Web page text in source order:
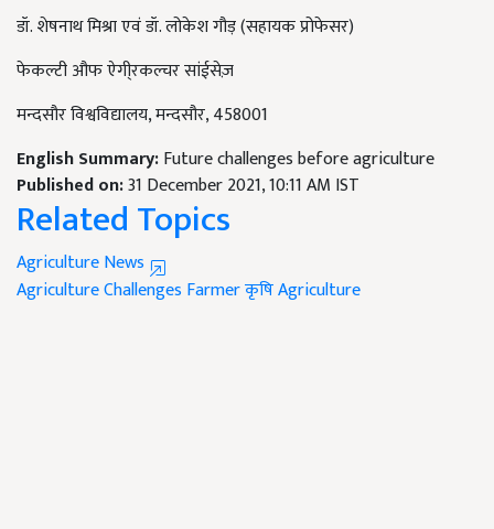
डॉ. शेषनाथ मिश्रा एवं डॉ. लोकेश गौड़ (सहायक प्रोफेसर)
फेकल्टी औफ ऐगी्रकल्चर सांईसेज़
मन्दसौर विश्वविद्यालय,मन्दसौर, 458001
English Summary:Future challenges before agriculture
Published on:31 December 2021, 10:11 AM IST
Related Topics
Agriculture News
Agriculture Challenges FarmerकृषिAgriculture